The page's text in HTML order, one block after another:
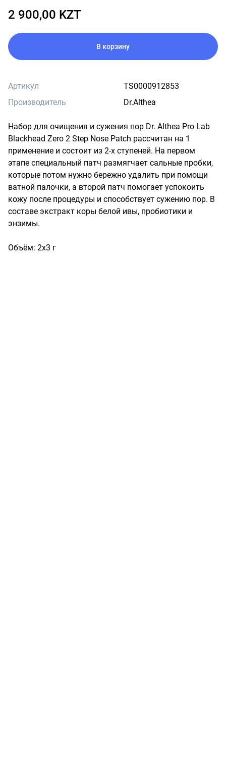
2 900,00 KZT
В корзину
Артикул
TS0000912853
Производитель
Dr.Althea
Набор для очищения и сужения пор Dr. Althea Pro Lab
Blackhead Zero 2 Step Nose Patch рассчитан на 1
применение и состоит из 2-х ступеней. На первом
этапе специальный патч размягчает сальные пробки,
которые потом нужно бережно удалить при помощи
ватной палочки, а второй патч помогает успокоить
кожу после процедуры и способствует сужению пор. В
составе экстракт коры белой ивы, пробиотики и
энзимы.
Объём: 2х3 г